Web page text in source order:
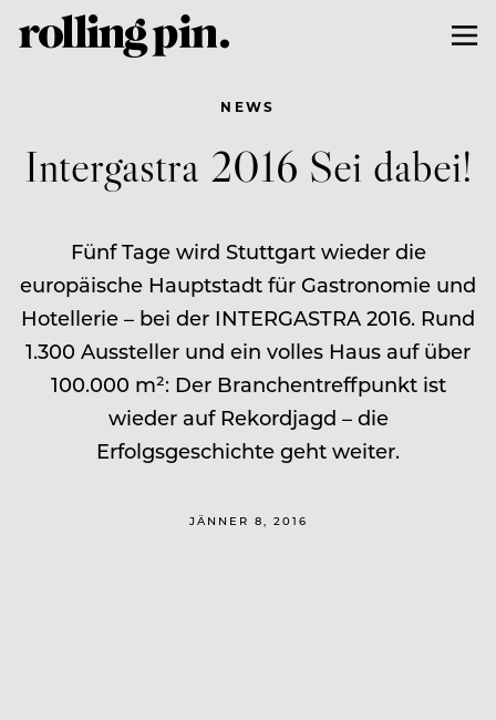
NEWS
Intergastra 2016 Sei dabei!
Fünf Tage wird Stuttgart wieder die
europäische Hauptstadt für Gastronomie und
Hotellerie – bei der INTERGASTRA 2016. Rund
1.300 Aussteller und ein volles Haus auf über
100.000 m²: Der Branchentreffpunkt ist
wieder auf Rekordjagd – die
Erfolgsgeschichte geht weiter.
JÄNNER 8, 2016